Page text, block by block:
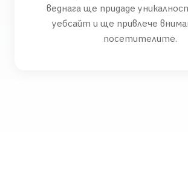
веднага ще придаде
уебсайт и ще привлече
посетителите.